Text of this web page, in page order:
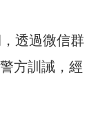
透過微信群
方訓誡，經